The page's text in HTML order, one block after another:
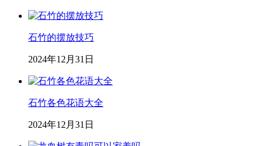
石竹的摆放技巧
2024年12月31日
石竹各色花语大全
2024年12月31日